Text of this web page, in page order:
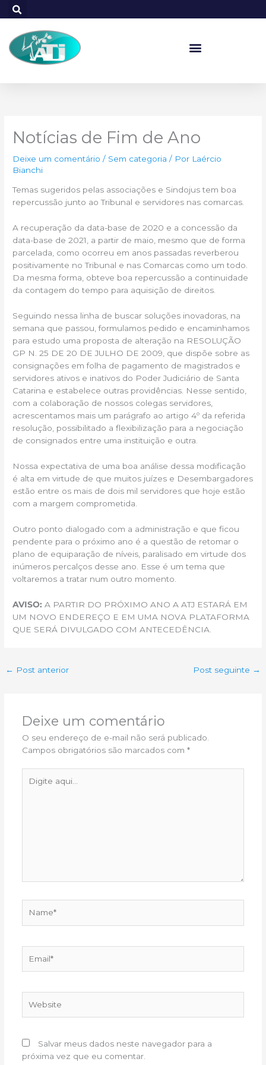
para
conteúdo
Notícias de Fim de Ano
Deixe um comentário / Sem categoria / Por Laércio
Bianchi
Temas sugeridos pelas associações e Sindojus tem boa
repercussão junto ao Tribunal e servidores nas comarcas.
A recuperação da data-base de 2020 e a concessão da
data-base de 2021, a partir de maio, mesmo que de forma
parcelada, como ocorreu em anos passadas reverberou
positivamente no Tribunal e nas Comarcas como um todo.
Da mesma forma, obteve boa repercussão a continuidade
da contagem do tempo para aquisição de direitos.
Seguindo nessa linha de buscar soluções inovadoras, na
semana que passou, formulamos pedido e encaminhamos
para estudo uma proposta de alteração na RESOLUÇÃO
GP N. 25 DE 20 DE JULHO DE 2009, que dispõe sobre as
consignações em folha de pagamento de magistrados e
servidores ativos e inativos do Poder Judiciário de Santa
Catarina e estabelece outras providências. Nesse sentido,
com a colaboração de nossos colegas servidores,
acrescentamos mais um parágrafo ao artigo 4º da referida
resolução, possibilitado a flexibilização para a negociação
de consignados entre uma instituição e outra.
Nossa expectativa de uma boa análise dessa modificação
é alta em virtude de que muitos juízes e Desembargadores
estão entre os mais de dois mil servidores que hoje estão
com a margem comprometida.
Outro ponto dialogado com a administração e que ficou
pendente para o próximo ano é a questão de retomar o
plano de equiparação de níveis, paralisado em virtude dos
inúmeros percalços desse ano. Esse é um tema que
voltaremos a tratar num outro momento.
AVISO:A PARTIR DO PRÓXIMO ANO A ATJ ESTARÁ EM
UM NOVO ENDEREÇO E EM UMA NOVA PLATAFORMA
QUE SERÁ DIVULGADO COM ANTECEDÊNCIA.
← Post anterior Post seguinte →
Deixe um comentário
O seu endereço de e-mail não será publicado.
Campos obrigatórios são marcados com *
aqui...
Salvar meus dados neste navegador para a
próxima vez que eu comentar.